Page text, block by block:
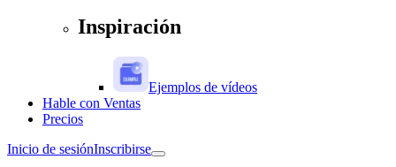
Inspiración
Ejemplos de vídeos
Hable con Ventas
Precios
Inicio de sesiónInscribirse